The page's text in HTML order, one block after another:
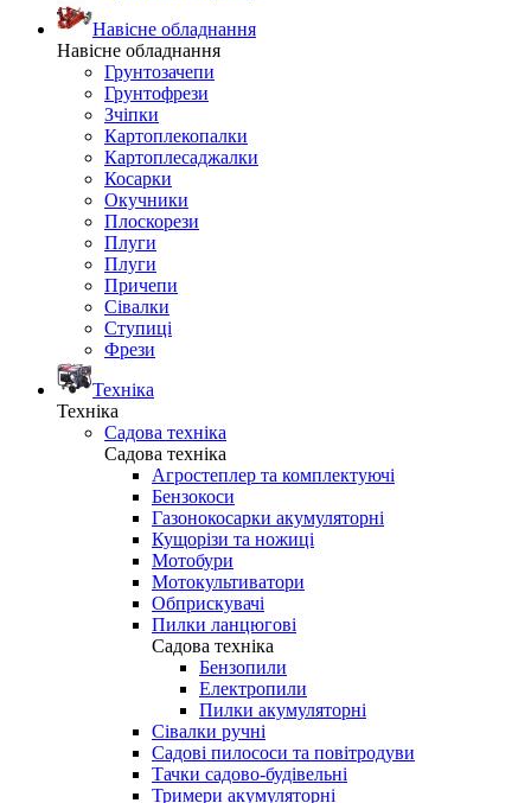
Навісне обладнання
Навісне обладнання
Грунтозачепи
Грунтофрези
Зчіпки
Картоплекопалки
Картоплесаджалки
Косарки
Окучники
Плоскорези
Плуги
Плуги
Причепи
Сівалки
Ступиці
Фрези
Техніка
Техніка
Садова техніка
Садова техніка
Агростеплер та комплектуючі
Бензокоси
Газонокосарки акумуляторні
Кущорізи та ножиці
Мотобури
Мотокультиватори
Обприскувачі
Пилки ланцюгові
Садова техніка
Бензопили
Електропили
Пилки акумуляторні
Сівалки ручні
Садові пилососи та повітродуви
Тачки садово-будівельні
Тримери акумуляторні